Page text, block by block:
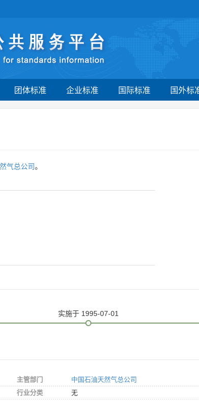
团体标准 企业标准 国际标准 国外标
气总公司。
实施于 1995-07-01
主管部门
中国石油天然气总公司
行业分类
无